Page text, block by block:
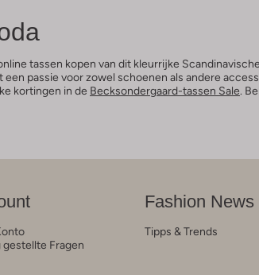
tassen kopen van dit kleurrijke
passie voor zowel schoenen als andere
kortingen in de Becksondergaard-tassen Sale.
gestellte Fragen
Fashion News
Tipps & Trends